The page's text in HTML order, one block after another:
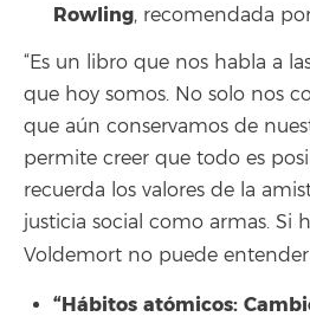
Rowling, recomendada
“Es un libro que nos habla a
que hoy somos. No solo nos
que aún conservamos de
permite creer que todo es
recuerda los valores de la
justicia social como armas. Si
Voldemort no puede entender
“Hábitos atómicos: